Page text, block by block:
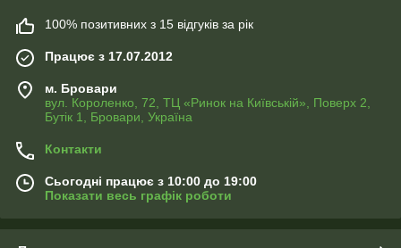
100% позитивних з 15 відгуків за рік
Працює з 17.07.2012
м. Бровари
вул. Короленко, 72, ТЦ «Ринок на Київській», Поверх 2,
Бутік 1, Бровари, Україна
Контакти
Сьогодні працює з 10:00 до 19:00
Показати весь графік роботи